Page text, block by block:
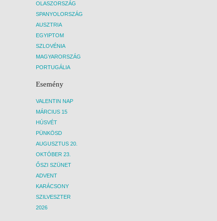
OLASZORSZÁG
SPANYOLORSZÁG
AUSZTRIA
EGYIPTOM
SZLOVÉNIA
MAGYARORSZÁG
PORTUGÁLIA
Esemény
VALENTIN NAP
MÁRCIUS 15
HÚSVÉT
PÜNKÖSD
AUGUSZTUS 20.
OKTÓBER 23.
ŐSZI SZÜNET
ADVENT
KARÁCSONY
SZILVESZTER
2026